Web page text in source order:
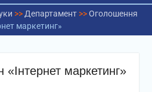
>> Департамент>>Оголошення
маркетинг»
маркетинг»